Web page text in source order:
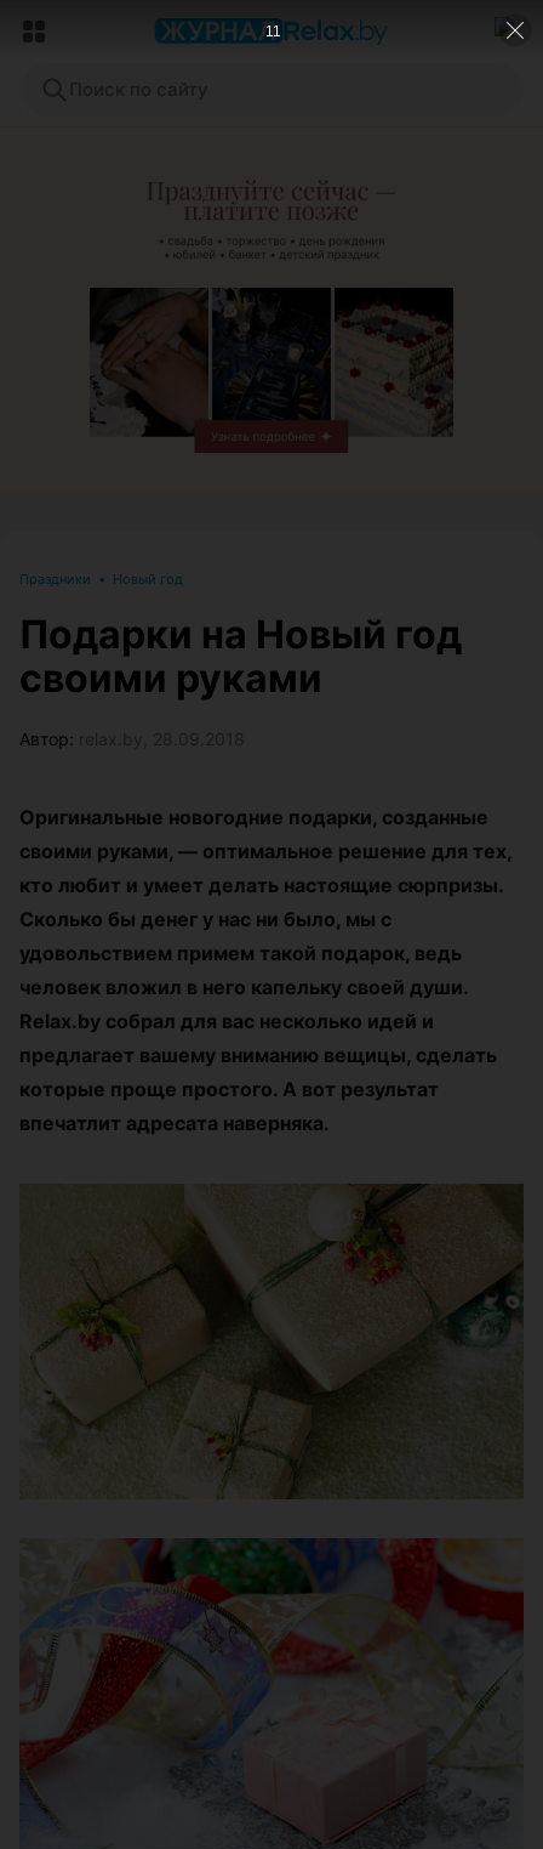
ЭФФЕКТИВНАЯ РЕКЛАМА НА САЙТЕ
Праздники • Новый год
Подарки на Новый год
своими руками
Автор:
Оригинальные новогодние подарки, созданные
своими руками, — оптимальное решение для тех,
кто любит и умеет делать настоящие сюрпризы.
Сколько бы денег у нас ни было, мы с
удовольствием примем такой подарок, ведь
человек вложил в него капельку своей души.
Relax.by собрал для вас несколько идей и
предлагает вашему вниманию вещицы, сделать
которые проще простого. А вот результат
впечатлит адресата наверняка.
9